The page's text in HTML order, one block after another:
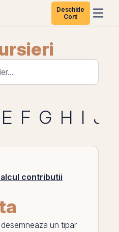
Deschide
Cont
E F G H I J
contributii
desemneaza un tipar